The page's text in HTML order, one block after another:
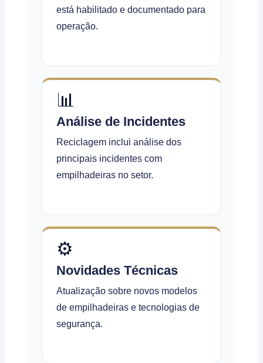
está habilitado e documentado para
operação.
📊
Análise de Incidentes
Reciclagem inclui análise dos
principais incidentes com
empilhadeiras no setor.
⚙️
Novidades Técnicas
Atualização sobre novos modelos
de empilhadeiras e tecnologias de
segurança.